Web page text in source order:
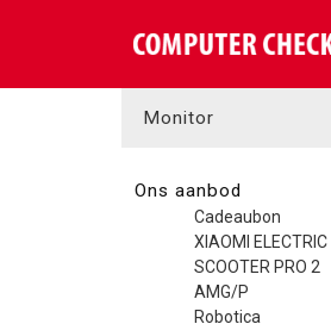
Monitor
Ons aanbod
Cadeaubon
XIAOMI ELECTRIC
SCOOTER PRO 2
AMG/P
Robotica